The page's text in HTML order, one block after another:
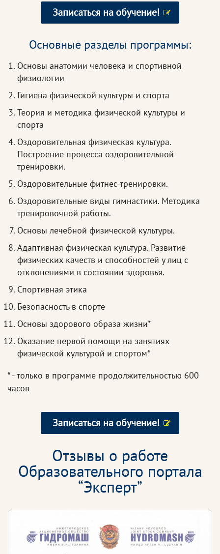
Записаться на обучение!
Основные разделы программы:
Основы анатомии человека и спортивной
физиологии
Гигиена физической культуры и спорта
Теория и методика физической культуры и
спорта
Оздоровительная физическая культура.
Построение процесса оздоровительной
тренировки.
Оздоровительные фитнес-тренировки.
Оздоровительные виды гимнастики. Методика
тренировочной работы.
Основы лечебной физической культуры.
Адаптивная физическая культура. Развитие
физических качеств и способностей у лиц с
отклонениями в состоянии здоровья.
Спортивная этика
Безопасность в спорте
Основы здорового образа жизни*
Оказание первой помощи на занятиях
физической культурой и спортом*
* - только в программе продолжительностью 600
часов
Записаться на обучение!
Отзывы о работе
Образовательного портала
“Эксперт”